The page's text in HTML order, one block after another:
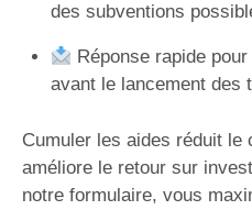
des subventions
Réponse rapide
avant le lancement des
Cumuler les aides réduit le
améliore le retour sur
notre formulaire, vous